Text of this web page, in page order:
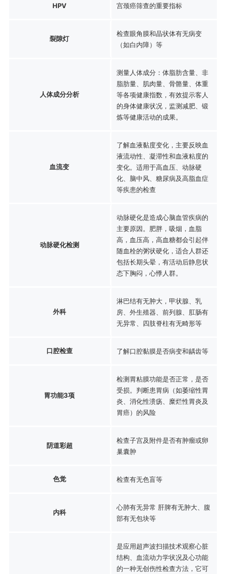
HPV 宫颈癌筛查的重要指标
裂隙灯
检查眼角膜和晶状体有无病变
（如白内障）等
人体成分分析
测量人体成分：体脂肪含量、非
脂肪量、肌肉量、骨骼量、体重
等各项健康指数，有效提示客人
的身体健康状况，监测减肥、锻
炼等健康活动的成果。
血流变
了解血液黏度变化，主要反映血
液流动性、凝滞性和血液粘度的
变化。适用于高血压、动脉硬
化、脑中风、糖尿病及高脂血症
等疾患的检查
动脉硬化检测
动脉硬化是造成心脑血管疾病的
主要原因。肥胖，吸烟，血脂
高，血压高，高血糖都会引起伴
随血栓的粥状硬化，适合人群还
包括长期头晕，有活动后静息状
态下胸闷，心悸人群。
外科
淋巴结有无肿大，甲状腺、乳
房、外生殖器、前列腺、肛肠有
无异常、四肢脊柱有无畸形等
口腔检查 了解口腔黏膜是否病变和龋齿等
胃功能3项
检测胃粘膜功能是否正常，是否
受损。判断患胃病（如萎缩性胃
炎、消化性溃疡、糜烂性胃炎及
胃癌）的风险
阴道彩超
检查子宫及附件是否有肿瘤或卵
巢囊肿
色觉 检查有无色盲等
内科
心肺有无异常 肝脾有无肿大、腹
部有无包块等
是应用超声波扫描技术观察心脏
结构、血流动力学状况及心功能
的一种无创伤性检查方法，它可